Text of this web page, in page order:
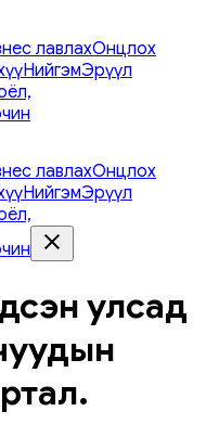
лавлахОнцлох
НийгэмЭрүүл
лавлахОнцлох
НийгэмЭрүүл
улсад